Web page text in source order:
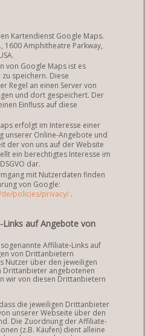
Kartendienst Google Maps.
1600 Amphitheatre Parkway,
von Google Maps ist es
speichern. Diese
Regel an einen Server von
und dort gespeichert. Der
Einfluss auf diese
erfolgt im Interesse einer
unserer Online-Angebote und
der von uns auf der Website
ein berechtigtes Interesse im
dar.
mit Nutzerdaten finden
von Google:
policies/privacy/.
Links auf Angebote von
Affiliate-Links auf
von Drittanbietern
Nutzer über den jeweiligen
Drittanbieter angebotenen
wir von diesen Drittanbietern
die jeweiligen Drittanbieter
unserer Webseite über den
Die Zuordnung der Affiliate-
(z.B. Käufen) dient alleine